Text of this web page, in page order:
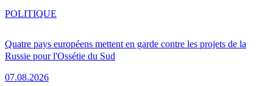
Quatre pays européens mettent en garde contre les projets de la
Russie pour l'Ossétie du Sud
07.08.2026
POLITIQUE